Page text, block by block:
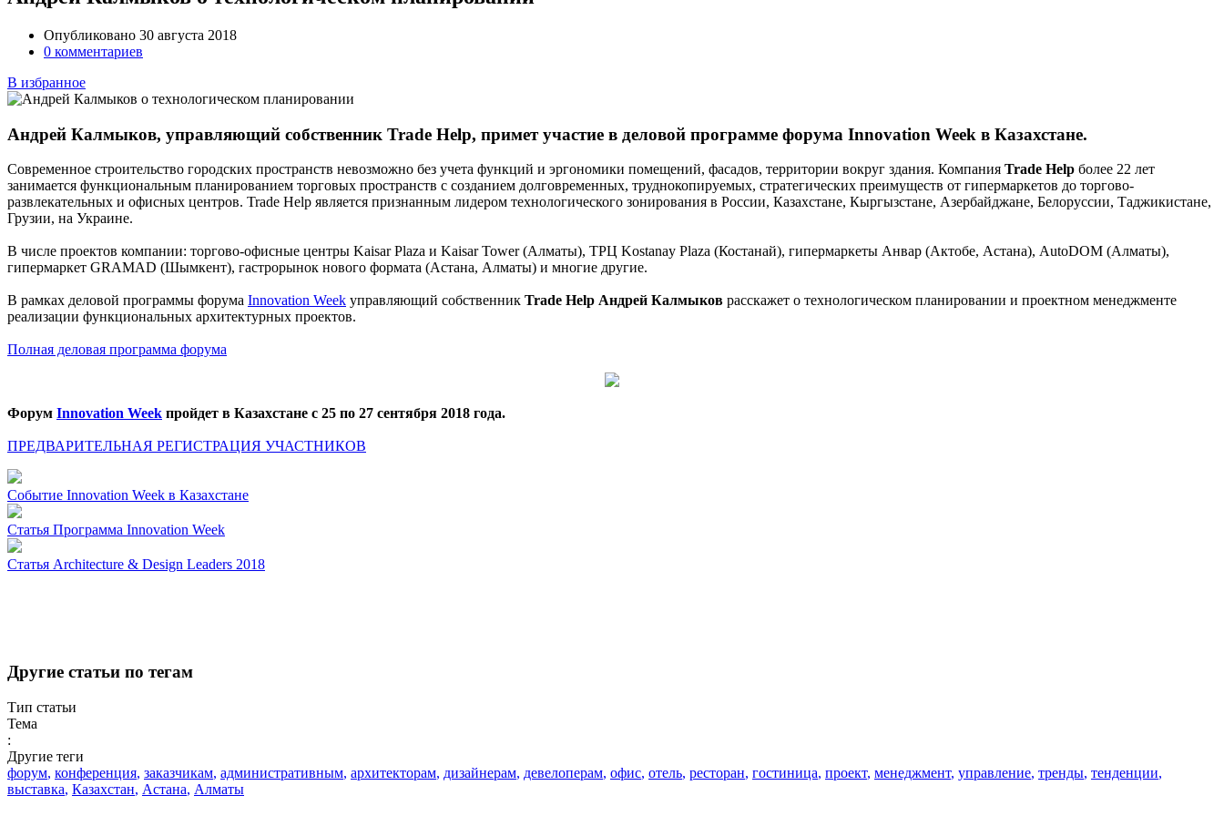
Опубликовано 30 августа 2018
0 комментариев
В избранное
Андрей Калмыков, управляющий собственник Trade Help, примет участие в деловой программе форума Innovation Week в Казахстане.
Современное строительство городских пространств невозможно без учета функций и эргономики помещений, фасадов, территории вокруг здания. Компания Trade Help более 22 лет
занимается функциональным планированием торговых пространств с созданием долговременных, труднокопируемых, стратегических преимуществ от гипермаркетов до торгово-
развлекательных и офисных центров. Trade Help является признанным лидером технологического зонирования в России, Казахстане, Кыргызстане, Азербайджане, Белоруссии, Таджикистане,
Грузии, на Украине.
В числе проектов компании: торгово-офисные центры Kaisar Plaza и Kaisar Tower (Алматы), ТРЦ Kostanay Plaza (Костанай), гипермаркеты Анвар (Актобе, Астана), AutoDOM (Алматы),
гипермаркет GRAMAD (Шымкент), гастрорынок нового формата (Астана, Алматы) и многие другие.
В рамках деловой программы форума Innovation Week управляющий собственник Trade Help Андрей Калмыков расскажет о технологическом планировании и проектном менеджменте
реализации функциональных архитектурных проектов.
Полная деловая программа форума
Форум Innovation Week пройдет в Казахстане с 25 по 27 сентября 2018 года.
ПРЕДВАРИТЕЛЬНАЯ РЕГИСТРАЦИЯ УЧАСТНИКОВ
Событие Innovation Week в Казахстане
Статья Программа Innovation Week
Статья Architecture & Design Leaders 2018
Другие статьи по тегам
Тип статьи
Тема
:
Другие теги
форум, конференция, заказчикам, административным, архитекторам, дизайнерам, девелоперам, офис, отель, ресторан, гостиница, проект, менеджмент, управление, тренды, тенденции,
выставка, Казахстан, Астана, Алматы